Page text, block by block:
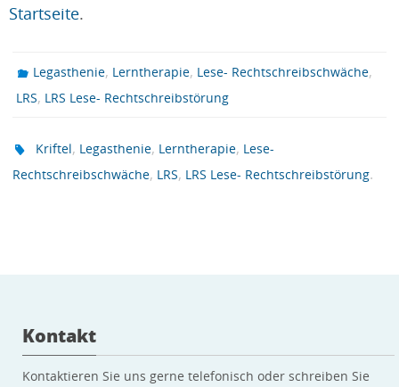
Startseite.
Legasthenie, Lerntherapie, Lese- Rechtschreibschwäche,
LRS, LRS Lese- Rechtschreibstörung
Kriftel, Legasthenie, Lerntherapie, Lese-
Rechtschreibschwäche, LRS, LRS Lese- Rechtschreibstörung.
Kontakt
Kontaktieren Sie uns gerne telefonisch oder schreiben Sie